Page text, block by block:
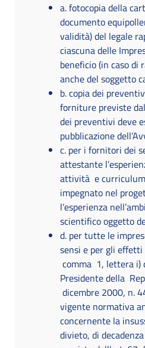
a. fotocopia della
documento
validità) del legale
ciascuna delle
beneficio (in caso di
anche del soggetto
b. copia dei
forniture previste
dei preventivi deve
pubblicazione
c. per i fornitori dei
attestante
attività e
impegnato nel
l’esperienza
scientifico oggetto
d. per tutte le
sensi e per gli
comma 1, lettera i)
Presidente della
dicembre 2000, n.
vigente normativa
concernente la
divieto, di